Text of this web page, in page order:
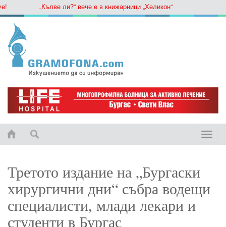
„Кълве ли?“ вече е в книжарници „Хеликон“
Toggle
Третото издание на „Бургаски
хирургични дни“ събра водещи
специалисти, млади лекари и
студенти в Бургас